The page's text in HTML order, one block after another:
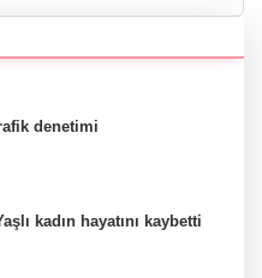
denetimi
kadın hayatını kaybetti